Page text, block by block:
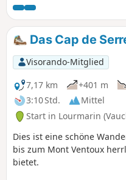
Das Cap de
Visorando-Mitglied
7,17 km
+401 m
3:10 Std.
Mittel
Start in Lourmarin
Dies ist eine schöne
bis zum Mont Ventoux
bietet.